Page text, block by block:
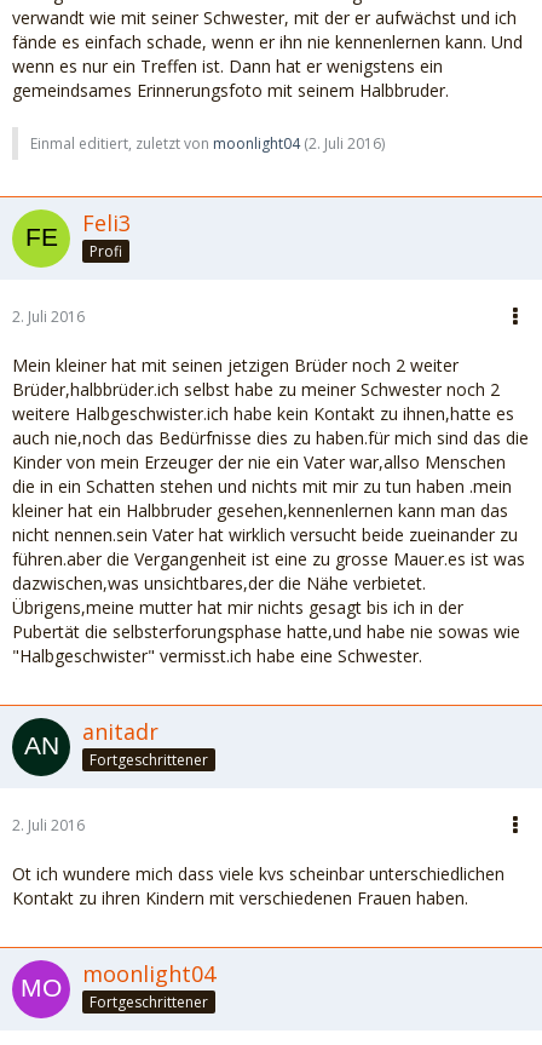
verwandt wie mit seiner Schwester, mit der er aufwächst und ich
fände es einfach schade, wenn er ihn nie kennenlernen kann. Und
wenn es nur ein Treffen ist. Dann hat er wenigstens ein
gemeindsames Erinnerungsfoto mit seinem Halbbruder.
Einmal editiert, zuletzt von moonlight04(2. Juli 2016)
Feli3
Profi
2. Juli 2016
Mein kleiner hat mit seinen jetzigen Brüder noch 2 weiter
Brüder,halbbrüder.ich selbst habe zu meiner Schwester noch 2
weitere Halbgeschwister.ich habe kein Kontakt zu ihnen,hatte es
auch nie,noch das Bedürfnisse dies zu haben.für mich sind das die
Kinder von mein Erzeuger der nie ein Vater war,allso Menschen
die in ein Schatten stehen und nichts mit mir zu tun haben .mein
kleiner hat ein Halbbruder gesehen,kennenlernen kann man das
nicht nennen.sein Vater hat wirklich versucht beide zueinander zu
führen.aber die Vergangenheit ist eine zu grosse Mauer.es ist was
dazwischen,was unsichtbares,der die Nähe verbietet.
Übrigens,meine mutter hat mir nichts gesagt bis ich in der
Pubertät die selbsterforungsphase hatte,und habe nie sowas wie
"Halbgeschwister" vermisst.ich habe eine Schwester.
anitadr
Fortgeschrittener
2. Juli 2016
Ot ich wundere mich dass viele kvs scheinbar unterschiedlichen
Kontakt zu ihren Kindern mit verschiedenen Frauen haben.
moonlight04
Fortgeschrittener